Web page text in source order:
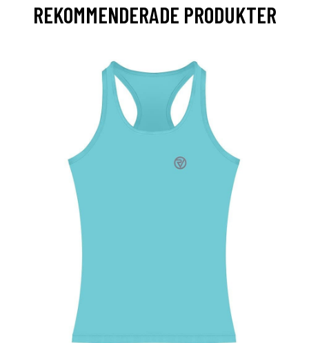
REKOMMENDERADE PRODUKTER